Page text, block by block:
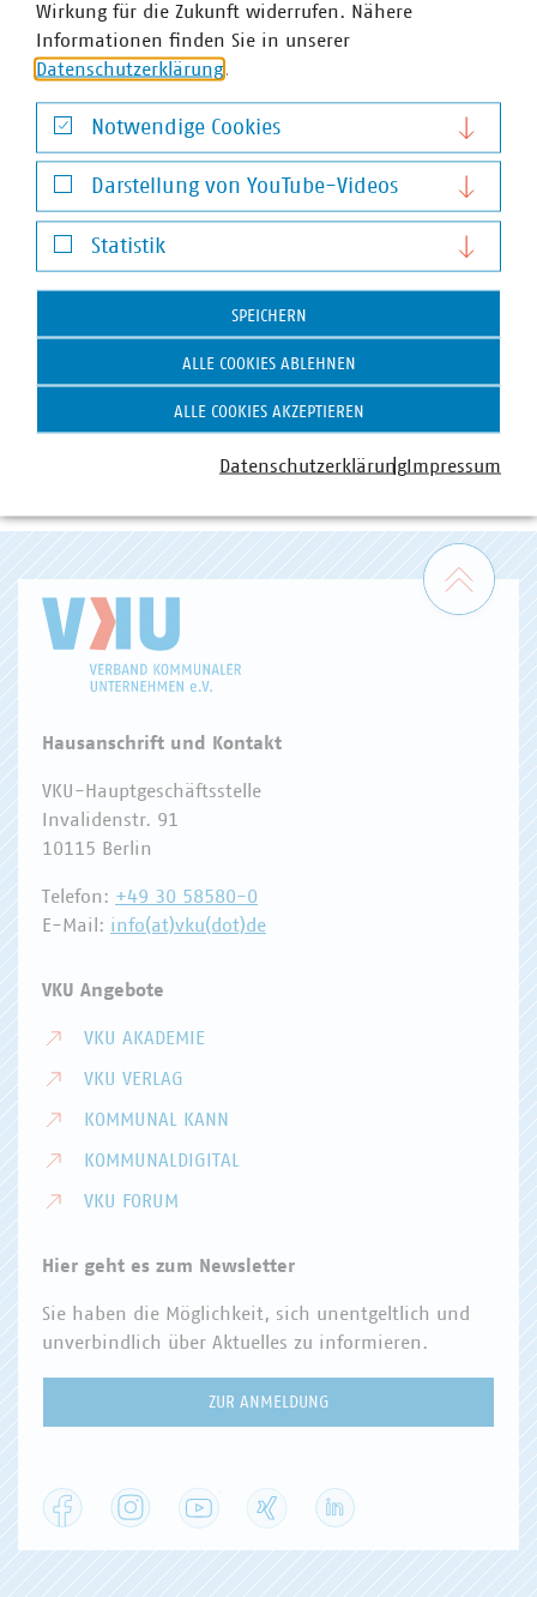
Landesgruppen in der Abfallwirtschaft
Veranstaltungen 2024
VKU-Bereiche
Zum
Hausanschrift und Kontakt
VKU-Hauptgeschäftsstelle
Invalidenstr. 91
10115 Berlin
Telefon: +49 30 58580-0
E-Mail: info(at)vku(dot)de
VKU Angebote
VKU AKADEMIE
VKU VERLAG
KOMMUNAL KANN
KOMMUNALDIGITAL
VKU FORUM
Hier geht es zum Newsletter
Sie haben die Möglichkeit, sich unentgeltlich und
unverbindlich über Aktuelles zu informieren.
ZUR ANMELDUNG
Facebook Instagram YouTube
Wirkung für die Zukunft widerrufen. Nähere
Informationen finden Sie in unserer
Datenschutzerklärung
Notwendige Cookies
Notwendige Cookies
Darstellung von YouTube-Videos
Darstellung von YouTube-Videos
Statistik
Statistik
SPEICHERN
ALLE COOKIES ABLEHNEN
ALLE COOKIES AKZEPTIEREN
DatenschutzerklärungImpressum